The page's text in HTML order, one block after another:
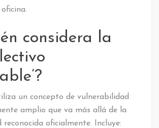
considera la
un concepto de vulnerabilidad
amplio que va más allá de la
reconocida oficialmente. Incluye: